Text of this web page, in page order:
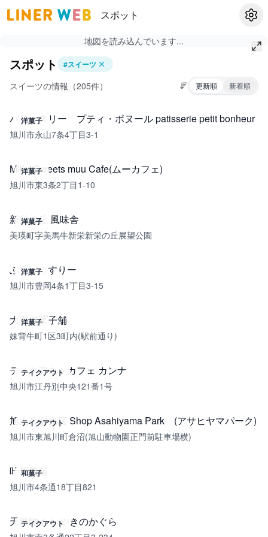
スポット
設定
地図を読み込んでいます...
スポット #スイーツ
スイーツの情報（205件） 更新順 新着順
洋菓子
パティスリー プティ・ボヌール patisserie petit bonheur
旭川市永山7条4丁目3-1
洋菓子
Milk&Sweets muu Cafe(ムーカフェ)
旭川市東3条2丁目1-10
洋菓子
新栄の丘 風味舎
美瑛町字美馬牛新栄新栄の丘展望公園
洋菓子
ふぁいぶすりー
旭川市豊岡4条1丁目3-15
洋菓子
大黒屋菓子舗
妹背牛町1区3町内(駅前通り)
テイクアウト
テイクアウトカフェ カンナ
旭川市江丹別中央121番1号
テイクアウト
旭山公園売店 Shop Asahiyama Park (アサヒヤマパーク)
旭川市東旭川町倉沼(旭山動物園正門前駐車場横)
和菓子
叶屋茶舗
旭川市4条通18丁目821
テイクアウト
天然物 たいやきのかぐら